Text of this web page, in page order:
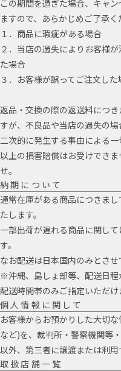
この期間を過ぎた場合、キャ
ますので、あらかじめご了承く
１．商品に瑕疵がある場合
２．当店の過失によりお客様
た場合
３．お客様が誤ってご注文した
返品・交換の際の返送料につ
すが、不良品や当店の過失の場
二次的に発生する事由による
以上の損害賠償はお受けでき
せ。
納期について
通常在庫がある商品につきま
たします。
一部出荷が遅れる商品に関し
す。
なお配送は日本国内のみとさせ
※沖縄、島しょ部等、配送日程
配送時間帯のみご指定いただけ
個人情報に関して
お客様からお預かりした大切
など)を、裁判所・警察機関等
以外、第三者に譲渡または利用
取扱店舗一覧